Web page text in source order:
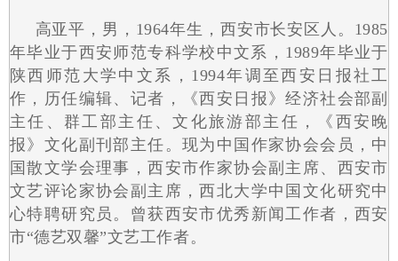
高亚平，男，1964年生，西安市长安区人。1985
年毕业于西安师范专科学校中文系，1989年毕业于
陕西师范大学中文系，1994年调至西安日报社工
作，历任编辑、记者，《西安日报》经济社会部副
主任、群工部主任、文化旅游部主任，《西安晚
报》文化副刊部主任。现为中国作家协会会员，中
国散文学会理事，西安市作家协会副主席、西安市
文艺评论家协会副主席，西北大学中国文化研究中
心特聘研究员。曾获西安市优秀新闻工作者，西安
市“德艺双馨”文艺工作者。